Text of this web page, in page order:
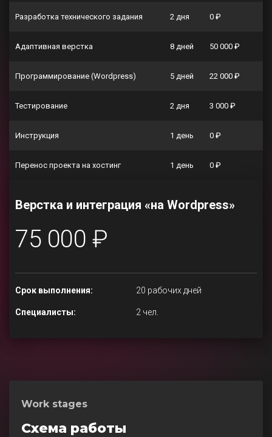
Разработка технического задания 2 дня 0 ₽
Адаптивная верстка 8 дней 50 000 ₽
Программирование (Wordpress) 5 дней 22 000 ₽
Тестирование 2 дня 3 000 ₽
Инструкция 1 день 0 ₽
Перенос проекта на хостинг 1 день 0 ₽
Верстка и интеграция «на Wordpress»
75 000 ₽
Срок выполнения: 20 рабочих дней
Специалисты: 2 чел.
Work stages
Схема работы